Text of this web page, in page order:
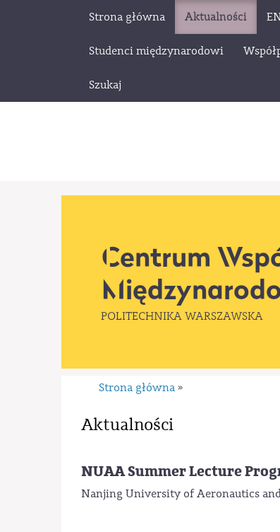
Strona główna Aktualności
Studenci międzynarodowi
Szukaj
Strona główna »
Aktualności
NUAA Summer Lecture
Nanjing University of Aeronautics